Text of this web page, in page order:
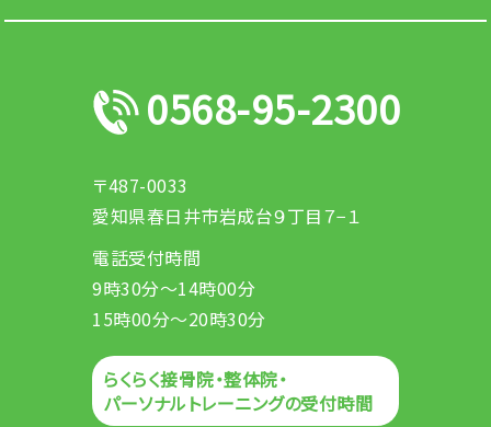
0568-95-2300
〒487-0033
愛知県春日井市岩成台９丁目７−１
電話受付時間
9時30分～14時00分
15時00分～20時30分
らくらく接骨院・整体院・
パーソナルトレーニングの受付時間